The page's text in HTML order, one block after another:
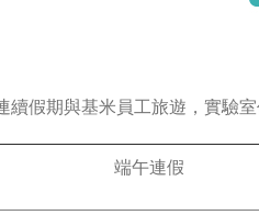
續假期與基米員工旅遊，實驗室
端午連假